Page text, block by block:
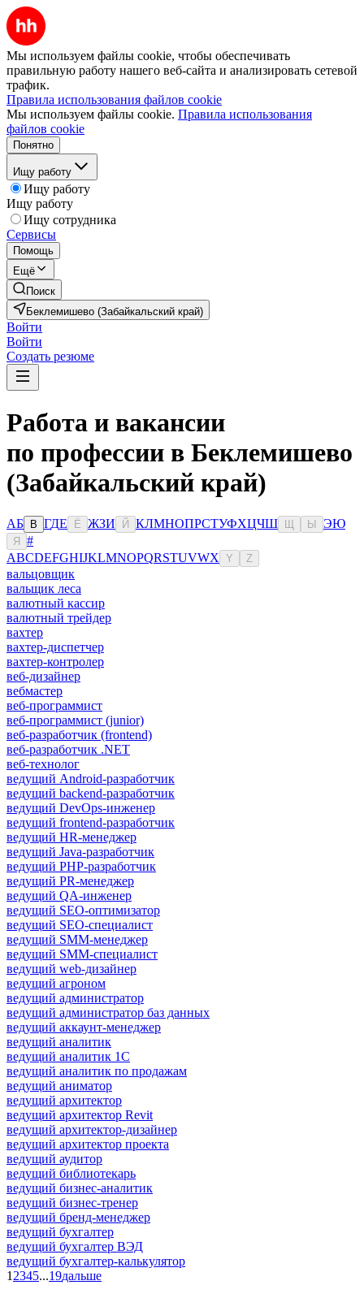
Мы используем файлы cookie, чтобы обеспечивать
правильную работу нашего веб-сайта и анализировать сетевой
трафик.
Правила использования файлов cookie
Мы используем файлы cookie. Правила использования
файлов cookie
Понятно
Ищу работу
Ищу работу
Ищу работу
Ищу сотрудника
Сервисы
Помощь
Ещё
Поиск
Беклемишево (Забайкальский край)
Войти
Войти
Создать резюме
Работа и вакансии
по профессии в Беклемишево
(Забайкальский край)
АБ В ГДЕ Ё ЖЗИ Й КЛМНОПРСТУФХЦЧШ Ы ЭЮ
Я
#
ABCDEFGHIJKLMNOPQRSTUVWX Y Z
вальцовщик
вальщик леса
валютный кассир
валютный трейдер
вахтер
вахтер-диспетчер
вахтер-контролер
веб-дизайнер
вебмастер
веб-программист
веб-программист (junior)
веб-разработчик (frontend)
веб-разработчик .NET
веб-технолог
ведущий Android-разработчик
ведущий backend-разработчик
ведущий DevOps-инженер
ведущий frontend-разработчик
ведущий HR-менеджер
ведущий Java-разработчик
ведущий PHP-разработчик
ведущий PR-менеджер
ведущий QA-инженер
ведущий SEO-оптимизатор
ведущий SEO-специалист
ведущий SMM-менеджер
ведущий SMM-специалист
ведущий web-дизайнер
ведущий агроном
ведущий администратор
ведущий администратор баз данных
ведущий аккаунт-менеджер
ведущий аналитик
ведущий аналитик 1С
ведущий аналитик по продажам
ведущий аниматор
ведущий архитектор
ведущий архитектор Revit
ведущий архитектор-дизайнер
ведущий архитектор проекта
ведущий аудитор
ведущий библиотекарь
ведущий бизнес-аналитик
ведущий бизнес-тренер
ведущий бренд-менеджер
ведущий бухгалтер
ведущий бухгалтер ВЭД
ведущий бухгалтер-калькулятор
1 2345...19дальше